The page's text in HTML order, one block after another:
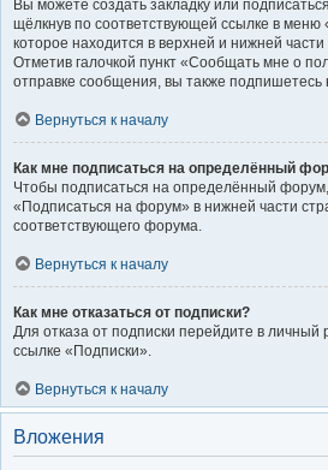
Вы можете создать закладку или
щёлкнув по соответствующей ссылке в меню
которое находится в верхней и нижней
Отметив галочкой пункт «Сообщать мне о
отправке сообщения, вы также подпишетесь
Вернуться к началу
Как мне подписаться на определённый
Чтобы подписаться на определённый
«Подписаться на форум» в нижней части
соответствующего форума.
Вернуться к началу
Как мне отказаться от подписки?
Для отказа от подписки перейдите в личный
ссылке «Подписки».
Вернуться к началу
Вложения